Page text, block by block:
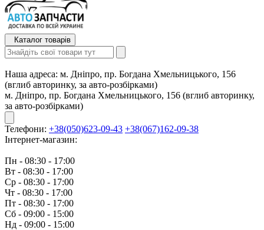
Каталог товарів
Наша адреса: м. Дніпро, пр. Богдана Хмельницького, 156
(вглиб авторинку, за авто-розбірками)
м. Дніпро, пр. Богдана Хмельницького, 156 (вглиб авторинку,
за авто-розбірками)
Телефони: +38(050)623-09-43 +38(067)162-09-38
Інтернет-магазин:
Пн - 08:30 - 17:00
Вт - 08:30 - 17:00
Ср - 08:30 - 17:00
Чт - 08:30 - 17:00
Пт - 08:30 - 17:00
Сб - 09:00 - 15:00
Нд - 09:00 - 15:00